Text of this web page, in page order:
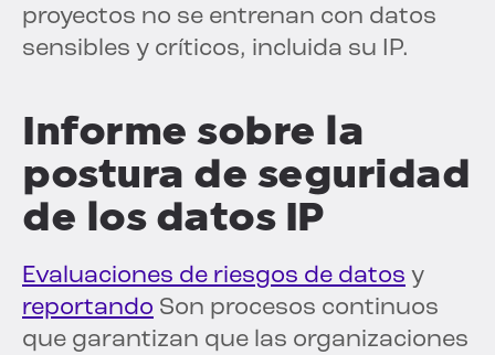
proyectos no se entrenan con datos
sensibles y críticos, incluida su IP.
Informe sobre la
postura de seguridad
de los datos IP
Evaluaciones de riesgos de datos y
reportando Son procesos continuos
que garantizan que las organizaciones